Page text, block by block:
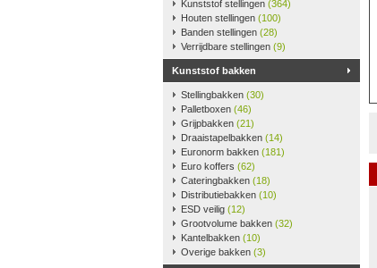
Kunststof stellingen (364)
Houten stellingen (100)
Banden stellingen (28)
Verrijdbare stellingen (9)
Kunststof bakken
Stellingbakken (30)
Palletboxen (46)
Grijpbakken (21)
Draaistapelbakken (14)
Euronorm bakken (181)
Euro koffers (62)
Cateringbakken (18)
Distributiebakken (10)
ESD veilig (12)
Grootvolume bakken (32)
Kantelbakken (10)
Overige bakken (3)